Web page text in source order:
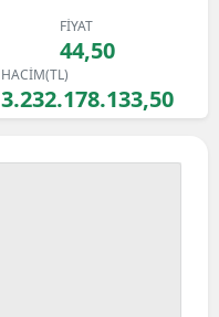
FİYAT
44,50
HACİM(TL)
3.232.178.133,50